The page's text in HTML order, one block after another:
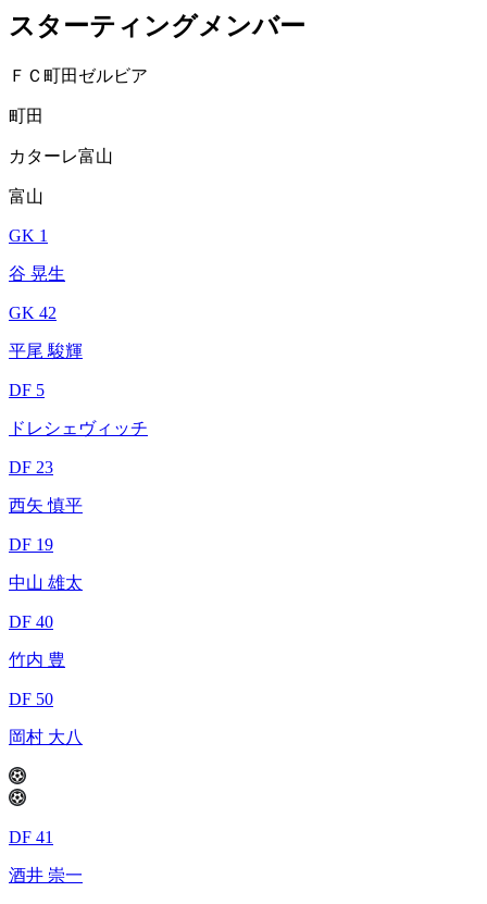
スターティングメンバー
ＦＣ町田ゼルビア
町田
カターレ富山
富山
GK 1
谷 晃生
GK 42
平尾 駿輝
DF 5
ドレシェヴィッチ
DF 23
西矢 慎平
DF 19
中山 雄太
DF 40
竹内 豊
DF 50
岡村 大八
DF 41
酒井 崇一